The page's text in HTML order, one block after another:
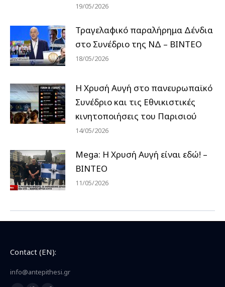
19/05/2026
Τραγελαφικό παραλήρημα Δένδια
στο Συνέδριο της ΝΔ – ΒΙΝΤΕΟ
18/05/2026
Η Χρυσή Αυγή στο πανευρωπαϊκό
Συνέδριο και τις Εθνικιστικές
κινητοποιήσεις του Παρισιού
14/05/2026
Mega: Η Χρυσή Αυγή είναι εδώ! –
ΒΙΝΤΕΟ
11/05/2026
Contact (EN):
info@antepithesi.gr